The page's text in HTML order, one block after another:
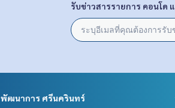
รับข่าวสารรายการ คอนโด
พัฒนาการ ศรีนครินทร์